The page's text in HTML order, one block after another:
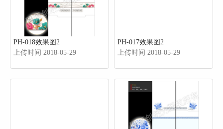
PH-018效果图2
上传时间 2018-05-29
PH-017效果图2
上传时间 2018-05-29